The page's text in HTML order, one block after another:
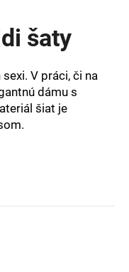
šaty
V práci, či na
dámu s
šiat je